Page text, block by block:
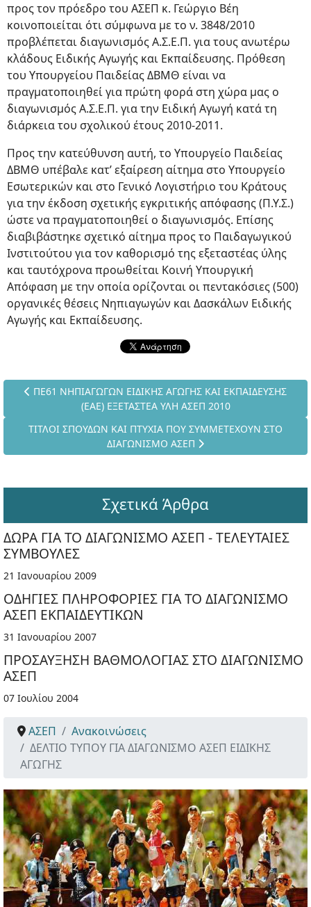
προς τον πρόεδρο του ΑΣΕΠ κ. Γεώργιο Βέη
κοινοποιείται ότι σύμφωνα με το ν. 3848/2010
προβλέπεται διαγωνισμός Α.Σ.Ε.Π. για τους ανωτέρω
κλάδους Ειδικής Αγωγής και Εκπαίδευσης. Πρόθεση
του Υπουργείου Παιδείας ΔΒΜΘ είναι να
πραγματοποιηθεί για πρώτη φορά στη χώρα μας ο
διαγωνισμός Α.Σ.Ε.Π. για την Ειδική Αγωγή κατά τη
διάρκεια του σχολικού έτους 2010-2011.
Προς την κατεύθυνση αυτή, το Υπουργείο Παιδείας
ΔΒΜΘ υπέβαλε κατ’ εξαίρεση αίτημα στο Υπουργείο
Εσωτερικών και στο Γενικό Λογιστήριο του Κράτους
για την έκδοση σχετικής εγκριτικής απόφασης (Π.Υ.Σ.)
ώστε να πραγματοποιηθεί ο διαγωνισμός. Επίσης
διαβιβάστηκε σχετικό αίτημα προς το Παιδαγωγικού
Ινστιτούτου για τον καθορισμό της εξεταστέας ύλης
και ταυτόχρονα προωθείται Κοινή Υπουργική
Απόφαση με την οποία ορίζονται οι πεντακόσιες (500)
οργανικές θέσεις Νηπιαγωγών και Δασκάλων Ειδικής
Αγωγής και Εκπαίδευσης.
Προηγούμενο άρθρο: ΠΕ61 ΝΗΠΙΑΓΩΓΩΝ ΕΙΔΙΚΗΣ ΑΓΩΓΗΣ
ΠΕ61 ΝΗΠΙΑΓΩΓΩΝ ΕΙΔΙΚΗΣ ΑΓΩΓΗΣ ΚΑΙ ΕΚΠΑΙΔΕΥΣΗΣ
(ΕΑΕ) ΕΞΕΤΑΣΤΕΑ ΥΛΗ ΑΣΕΠ 2010
Επόμενο άρθρο: ΤΙΤΛΟΙ ΣΠΟΥΔΩΝ ΚΑΙ ΠΤΥΧΙΑ ΠΟΥ
ΤΙΤΛΟΙ ΣΠΟΥΔΩΝ ΚΑΙ ΠΤΥΧΙΑ ΠΟΥ ΣΥΜΜΕΤΕΧΟΥΝ ΣΤΟ
ΔΙΑΓΩΝΙΣΜΟ ΑΣΕΠ
Σχετικά Άρθρα
ΔΩΡΑ ΓΙΑ ΤΟ ΔΙΑΓΩΝΙΣΜΟ ΑΣΕΠ - ΤΕΛΕΥΤΑΙΕΣ
ΣΥΜΒΟΥΛΕΣ
21 Ιανουαρίου 2009
ΟΔΗΓΙΕΣ ΠΛΗΡΟΦΟΡΙΕΣ ΓΙΑ ΤΟ ΔΙΑΓΩΝΙΣΜΟ
ΑΣΕΠ ΕΚΠΑΙΔΕΥΤΙΚΩΝ
31 Ιανουαρίου 2007
ΠΡΟΣΑΥΞΗΣΗ ΒΑΘΜΟΛΟΓΙΑΣ ΣΤΟ ΔΙΑΓΩΝΙΣΜΟ
ΑΣΕΠ
07 Ιουλίου 2004
ΑΣΕΠ
Ανακοινώσεις
ΔΕΛΤΙΟ ΤΥΠΟΥ ΓΙΑ ΔΙΑΓΩΝΙΣΜΟ ΑΣΕΠ ΕΙΔΙΚΗΣ
ΑΓΩΓΗΣ